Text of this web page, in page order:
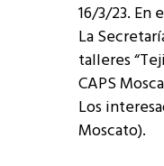
16/3/23. En
La
talleres
CAPS
Los
Moscato).